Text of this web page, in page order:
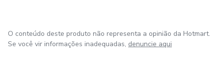
O conteúdo deste produto não representa a opinião da Hotmart.
Se você vir informações inadequadas, denuncie aqui